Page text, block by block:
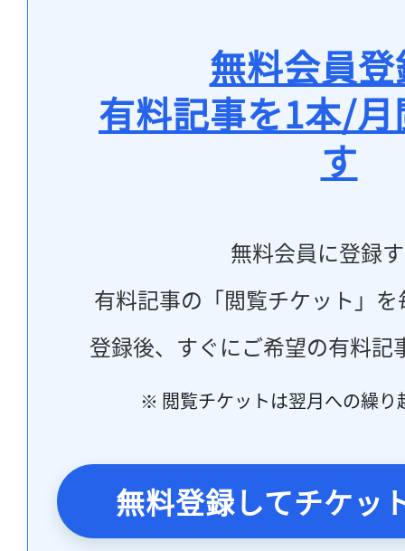
無料会員
有料記事を1本/
す
無料会員に登録
有料記事の「閲覧チケット」
登録後、すぐにご希望の有料記
※ 閲覧チケットは翌月への繰り
無料登録してチケッ